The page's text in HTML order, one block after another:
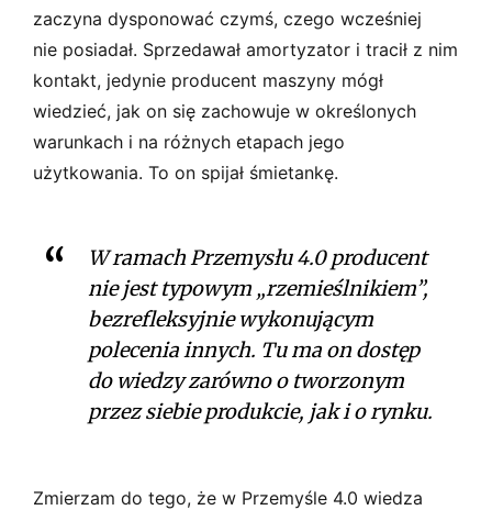
zaczyna dysponować czymś, czego wcześniej
nie posiadał. Sprzedawał amortyzator i tracił z nim
kontakt, jedynie producent maszyny mógł
wiedzieć, jak on się zachowuje w określonych
warunkach i na różnych etapach jego
użytkowania. To on spijał śmietankę.
W ramach Przemysłu 4.0 producent
nie jest typowym „rzemieślnikiem”,
bezrefleksyjnie wykonującym
polecenia innych. Tu ma on dostęp
do wiedzy zarówno o tworzonym
przez siebie produkcie, jak i o rynku.
Zmierzam do tego, że w Przemyśle 4.0 wiedza